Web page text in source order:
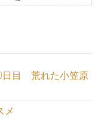
日目 荒れた小笠原
メ